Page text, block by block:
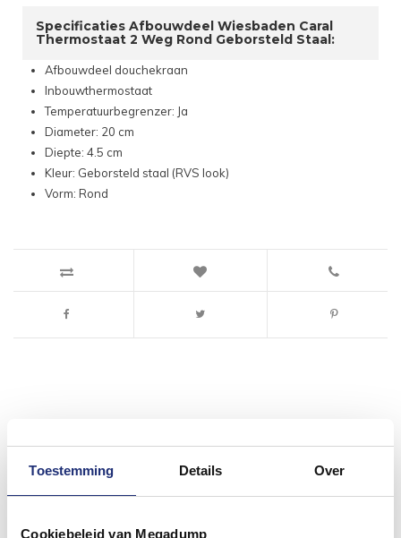
Toestemming Details Over
Cookiebeleid van Megadump
Specificaties Afbouwdeel Wiesbaden Caral
Thermostaat 2 Weg Rond Geborsteld Staal:
Afbouwdeel douchekraan
Inbouwthermostaat
Temperatuurbegrenzer: Ja
Diameter: 20 cm
Diepte: 4.5 cm
Kleur: Geborsteld staal (RVS look)
Vorm: Rond
#mijndroombadkamer
Wij geloven in de kracht van delen. Deel jouw
badkamer op Instagram met #mijndroombadkamer
en tag @megadumpnl. Samen bouwen we een